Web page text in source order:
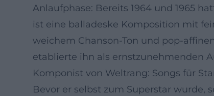
Anlaufphase: Bereits 1964 und 1965
ist eine balladeske Komposition mit
weichem Chanson-Ton und pop-
etablierte ihn als ernstzunehmenden
Komponist von Weltrang: Songs für
Bevor er selbst zum Superstar wurde,